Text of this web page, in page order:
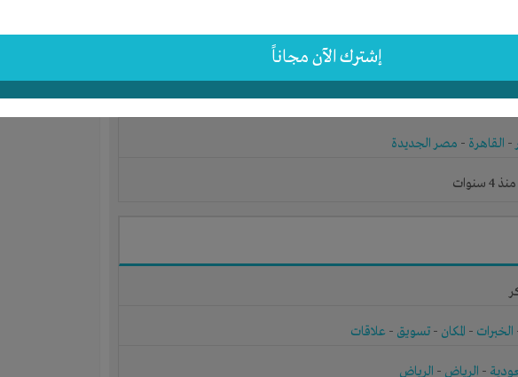
إشترك الآن مجاناً
الوقت-تسويق-علاقات
- القاهرة - مصر الجديدة
الخبرات - المكان - تسويق - علاقات
- الرياض - الرياض